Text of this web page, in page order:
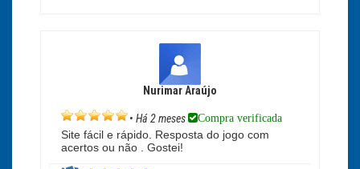
Nurimar Araújo
• Há 2 meses Compra verificada
Site fácil e rápido. Resposta do jogo com
acertos ou não . Gostei!